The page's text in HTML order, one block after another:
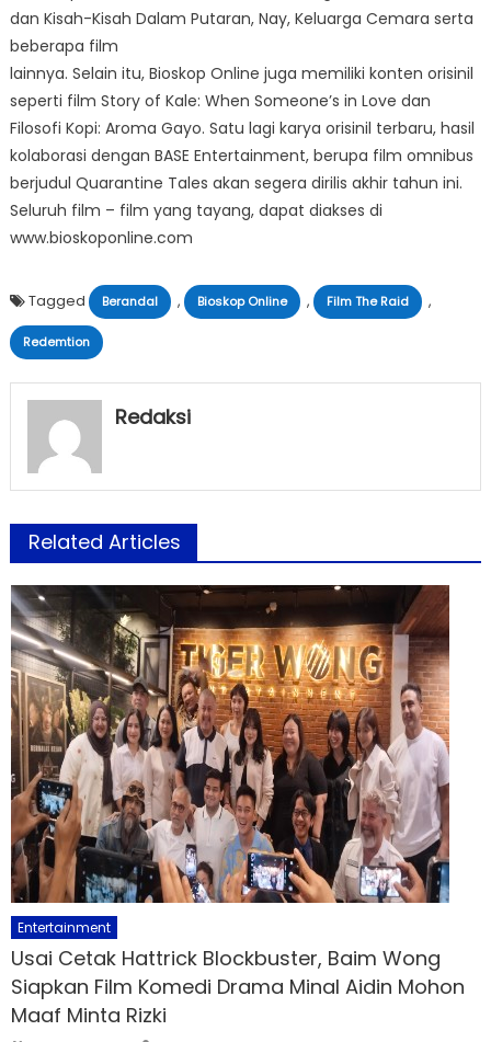
dan Kisah-Kisah Dalam Putaran, Nay, Keluarga Cemara serta
beberapa film
lainnya. Selain itu, Bioskop Online juga memiliki konten orisinil
seperti film Story of Kale: When Someone’s in Love dan
Filosofi Kopi: Aroma Gayo. Satu lagi karya orisinil terbaru, hasil
kolaborasi dengan BASE Entertainment, berupa film omnibus
berjudul Quarantine Tales akan segera dirilis akhir tahun ini.
Seluruh film – film yang tayang, dapat diakses di
www.bioskoponline.com
Tagged Berandal , Bioskop Online , Film The Raid ,
Redemtion
Redaksi
Related Articles
Entertainment
Usai Cetak Hattrick Blockbuster, Baim Wong
Siapkan Film Komedi Drama Minal Aidin Mohon
Maaf Minta Rizki